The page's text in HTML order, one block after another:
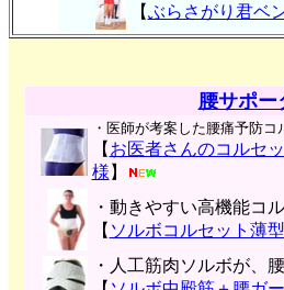
【ぶらさがり君ベ
腰サポ
・医師が考案した腰痛予防コ
【 お医者さんのコルセ
様 】
・動きやすい高機能コ
【 ソルボコルセット薄型
・人工筋肉ソルボが、